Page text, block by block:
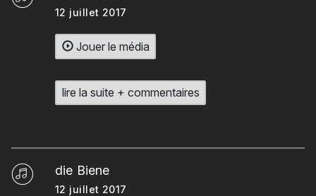
12 juillet 2017
Jouer le média
lire la suite + commentaires
die Biene
12 juillet 2017